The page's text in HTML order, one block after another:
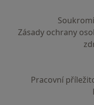
Zásady ochrany
Pracovní